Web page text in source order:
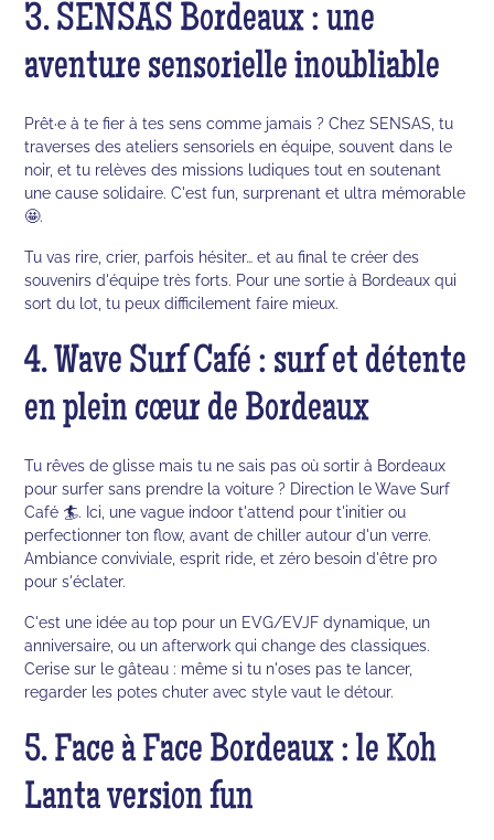
3. SENSAS Bordeaux : une
aventure sensorielle inoubliable
Prêt·e à te fier à tes sens comme jamais ? Chez SENSAS, tu
traverses des ateliers sensoriels en équipe, souvent dans le
noir, et tu relèves des missions ludiques tout en soutenant
une cause solidaire. C'est fun, surprenant et ultra mémorable
🤩.
Tu vas rire, crier, parfois hésiter… et au final te créer des
souvenirs d'équipe très forts. Pour une sortie à Bordeaux qui
sort du lot, tu peux difficilement faire mieux.
4. Wave Surf Café : surf et détente
en plein cœur de Bordeaux
Tu rêves de glisse mais tu ne sais pas où sortir à Bordeaux
pour surfer sans prendre la voiture ? Direction le Wave Surf
Café 🏄. Ici, une vague indoor t'attend pour t'initier ou
perfectionner ton flow, avant de chiller autour d'un verre.
Ambiance conviviale, esprit ride, et zéro besoin d'être pro
pour s'éclater.
C'est une idée au top pour un EVG/EVJF dynamique, un
anniversaire, ou un afterwork qui change des classiques.
Cerise sur le gâteau : même si tu n'oses pas te lancer,
regarder les potes chuter avec style vaut le détour.
5. Face à Face Bordeaux : le Koh
Lanta version fun